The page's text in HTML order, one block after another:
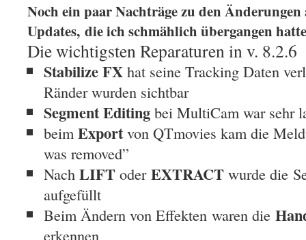
Noch ein paar Nachträge zu den
Updates, die ich schmählich übergangen
Die wichtigsten Reparaturen in v. 8.2.6
Stabilize FX hat seine Tracking Daten
Ränder wurden sichtbar
Segment Editing bei MultiCam war sehr
beim Exportvon QTmovies kam die
was removed”
Nach LIFT oder EXTRACT wurde die
aufgefüllt
Beim Ändern von Effekten waren die
erkennen